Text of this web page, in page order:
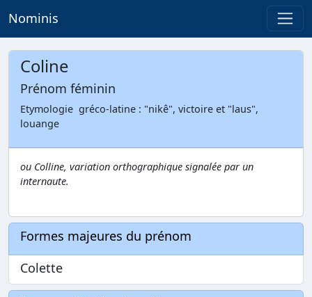
Nominis
Coline
Prénom féminin
Etymologie gréco-latine : "nikê", victoire et "laus",
louange
ou Colline, variation orthographique signalée par un
internaute.
Formes majeures du prénom
Colette